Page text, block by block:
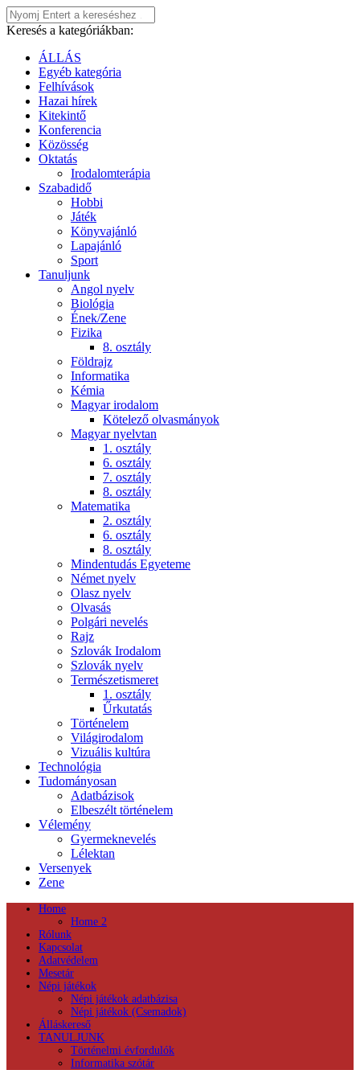
Keresés a kategóriákban:
ÁLLÁS
Egyéb kategória
Felhívások
Hazai hírek
Kitekintő
Konferencia
Közösség
Oktatás
Irodalomterápia
Szabadidő
Hobbi
Játék
Könyvajánló
Lapajánló
Sport
Tanuljunk
Angol nyelv
Biológia
Ének/Zene
Fizika
8. osztály
Földrajz
Informatika
Kémia
Magyar irodalom
Kötelező olvasmányok
Magyar nyelvtan
1. osztály
6. osztály
7. osztály
8. osztály
Matematika
2. osztály
6. osztály
8. osztály
Mindentudás Egyeteme
Német nyelv
Olasz nyelv
Olvasás
Polgári nevelés
Rajz
Szlovák Irodalom
Szlovák nyelv
Természetismeret
1. osztály
Űrkutatás
Történelem
Világirodalom
Vizuális kultúra
Technológia
Tudományosan
Adatbázisok
Elbeszélt történelem
Vélemény
Gyermeknevelés
Lélektan
Versenyek
Zene
Home
Home 2
Rólunk
Kapcsolat
Adatvédelem
Mesetár
Népi játékok
Népi játékok adatbázisa
Népi játékok (Csemadok)
Álláskereső
TANULJUNK
Történelmi évfordulók
Informatika szótár